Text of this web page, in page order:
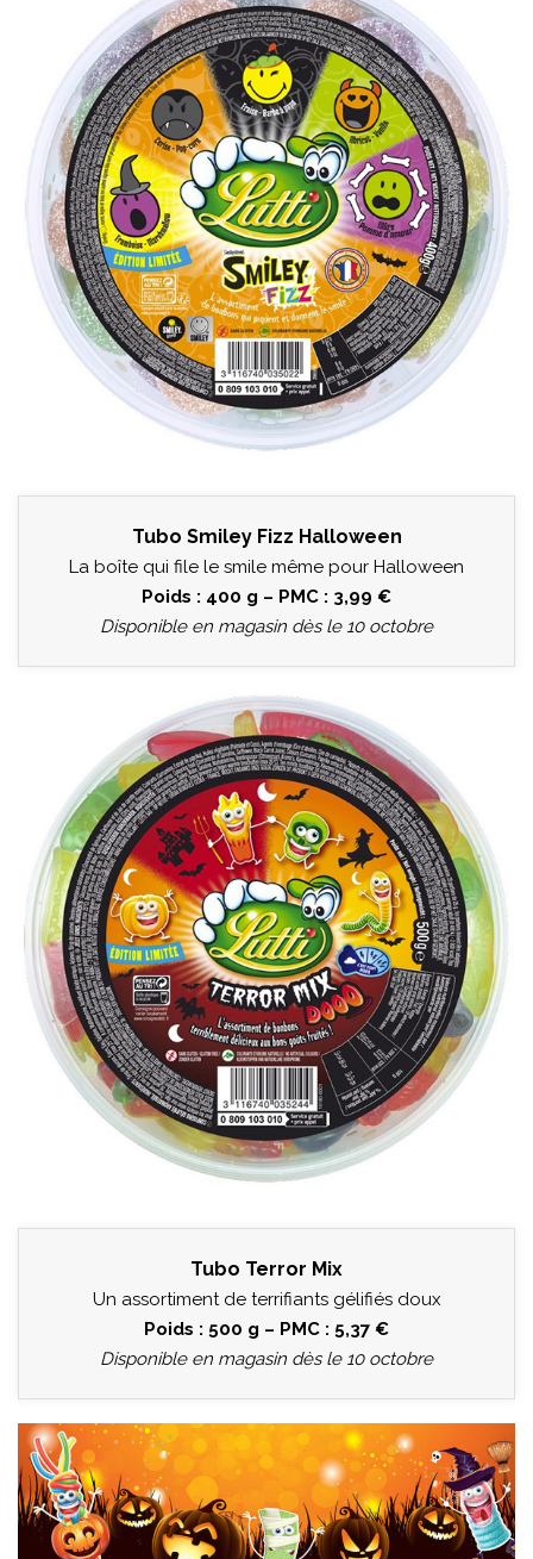
Tubo Smiley Fizz Halloween
La boîte qui file le smile même pour Halloween
Poids : 400 g – PMC : 3,99 €
Disponible en magasin dès le 10 octobre
Tubo Terror Mix
Un assortiment de terrifiants gélifiés doux
Poids : 500 g – PMC : 5,37 €
Disponible en magasin dès le 10 octobre